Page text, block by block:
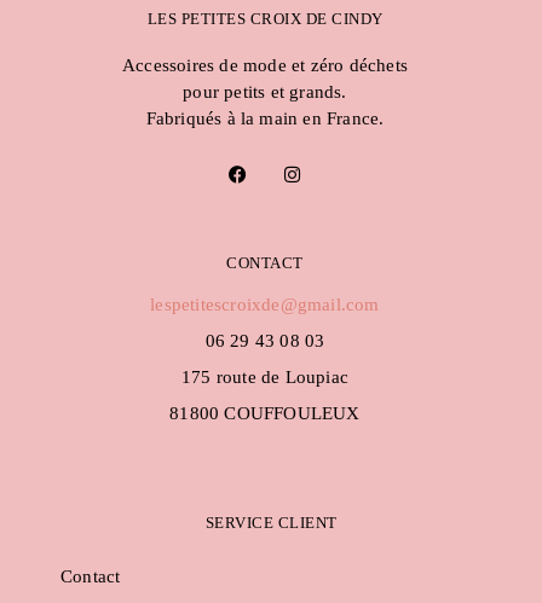
LES PETITES CROIX DE CINDY
Accessoires de mode et zéro déchets
pour petits et grands.
Fabriqués à la main en France.
F
a
o
o
I
n
g
r
m
CONTACT
lespetitescroixde@gmail.com
06 29 43 08 03
175 route de Loupiac
81800 COUFFOULEUX
SERVICE CLIENT
Contact